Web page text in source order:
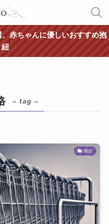
、赤ちゃんに優しいおすすめ抱
紐
– tag –
港区